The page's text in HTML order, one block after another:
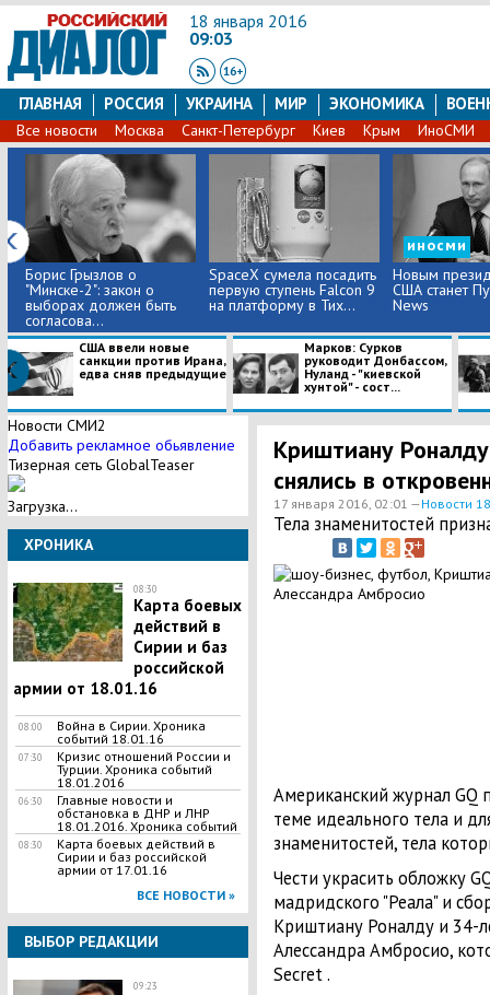
18 января 2016
09:03
ГЛАВНАЯ РОССИЯ УКРАИНА МИР ЭКОНОМИКА
Все новости Москва Санкт-Петербург Киев Крым ИноСМИ
Борис Грызлов о
"Минске-2": закон о
выборах должен быть
согласова...
SpaceX сумела посадить
первую ступень Falcon 9
на платформу в Тих...
иносми
Новым
США станет
News
США ввели новые
санкции против Ирана,
едва сняв предыдущие
Марков: Сурков
руководит Донбассом,
Нуланд - "киевской
хунтой" - сост...
Новости СМИ2
Добавить рекламное обьявление
Тизерная сеть GlobalTeaser
Загрузка...
ХРОНИКА
08:30
Карта боевых
действий в
Сирии и баз
российской
армии от 18.01.16
08:00
Война в Сирии. Хроника
событий 18.01.16
07:30
Кризис отношений России и
Турции. Хроника событий
18.01.2016
06:30
Главные новости и
обстановка в ДНР и ЛНР
18.01.2016. Хроника событий
08:30
Карта боевых действий в
Сирии и баз российской
армии от 17.01.16
ВСЕ НОВОСТИ »
ВЫБОР РЕДАКЦИИ
09:23
Криштиану
снялись в
17 января 2016, 02:01 —Новости
Тела знаменитостей
Американский журнал GQ
теме идеального тела и
знаменитостей, тела
Чести украсить обложку
мадридского "Реала" и
Криштиану Роналду и 34-
Алессандра Амбросио,
Secret .